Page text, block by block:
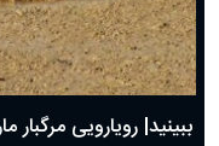
ببینید| رویارویی مرگبار